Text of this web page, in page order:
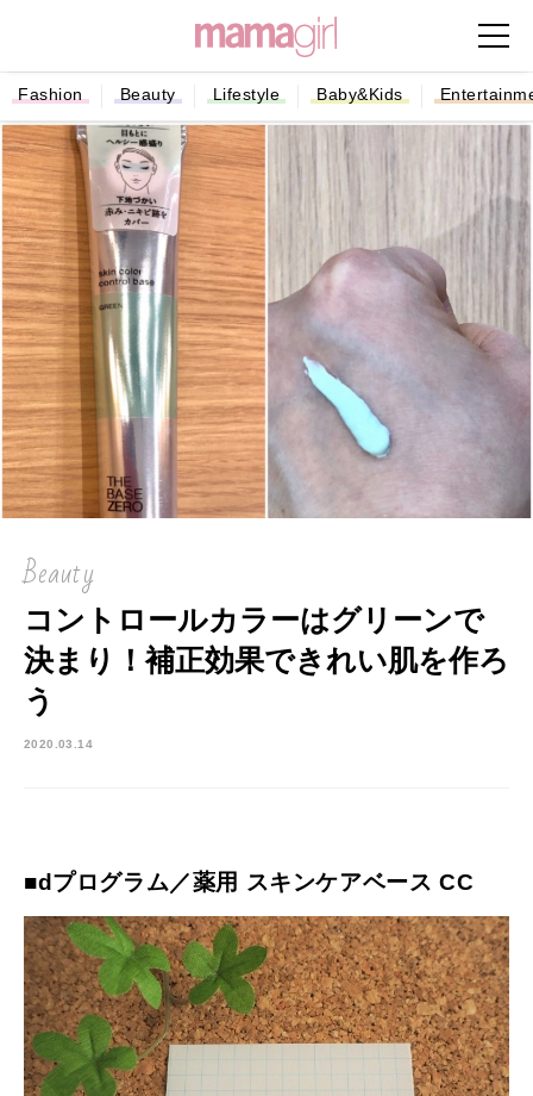
Fashion Beauty Lifestyle Baby&Kids
Beauty
コントロールカラーはグリーンで
決まり！補正効果できれい肌を作ろ
う
2020.03.14
■dプログラム／薬用 スキンケアベース CC